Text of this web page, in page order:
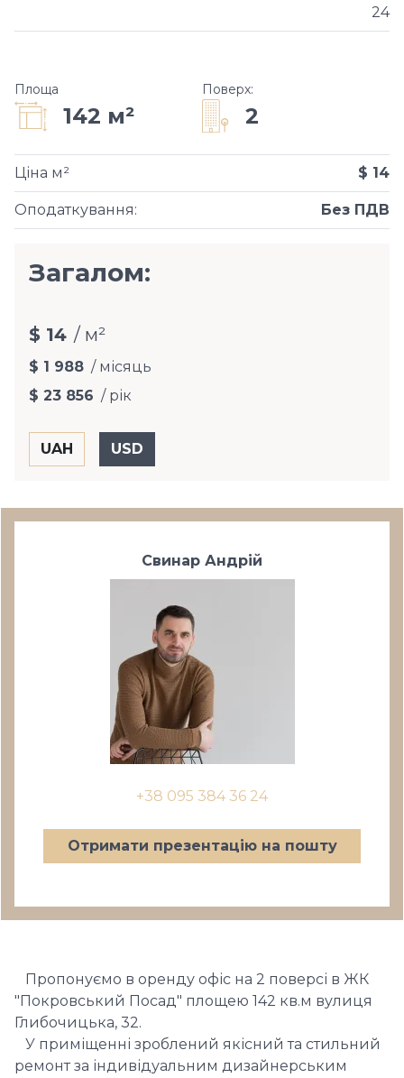
24
Площа
142 м²
Поверх:
2
Оподаткування: Без ПДВ
Ціна м² $ 14
Загалом:
$ 14 / м²
$ 1 988 / місяць
$ 23 856 / рік
Свинар Андрій
+38 095 384 36 24
Отримати презентацію на пошту
Пропонуємо в оренду офіс на 2 поверсі в ЖК
"Покровський Посад" площею 142 кв.м вулиця
Глибочицька, 32.
У приміщенні зроблений якісний та стильний
ремонт за індивідуальним дизайнерським